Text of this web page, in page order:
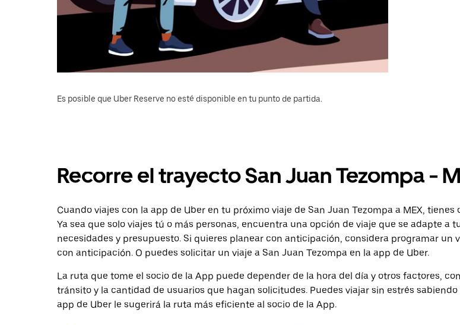
Es posible que Uber Reserve no esté disponible en tu punto de partida.
Recorre el trayecto San Juan Tezompa -
Cuando viajes con la app de Uber en tu próximo viaje de San Juan Tezompa a MEX, tienes
Ya sea que solo viajes tú o más personas, encuentra una opción de viaje que se adapte a
necesidades y presupuesto. Si quieres planear con anticipación, considera programar un
con anticipación. O puedes solicitar un viaje a San Juan Tezompa en la app de Uber.
La ruta que tome el socio de la App puede depender de la hora del día y otros factores,
tránsito y la cantidad de usuarios que hagan solicitudes. Puedes viajar sin estrés sabiendo
app de Uber le sugerirá la ruta más eficiente al socio de la App.